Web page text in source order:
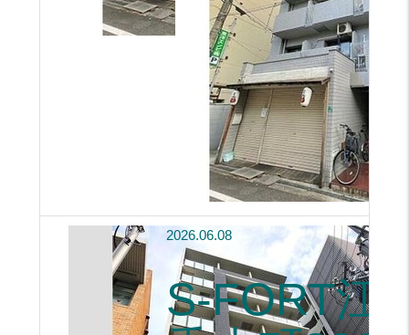
2026.06.08
S-FORT江